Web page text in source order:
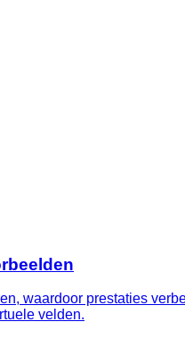
waardoor prestaties
velden.